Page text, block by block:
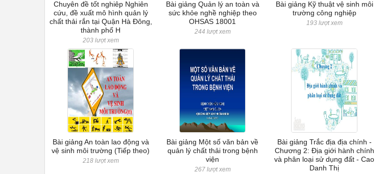
Chuyên đề tốt nghiêp Nghiên
cứu, đề xuất mô hình quản lý
chất thải rắn tại Quận Hà Đông,
thành phố H
203 lượt xem
Bài giảng Quản lý an toàn và
sức khỏe nghề nghiệp theo
OHSAS 18001
244 lượt xem
Bài giảng Kỹ thuật vệ sinh môi
trường công nghiệp
193 lượt xem
Bài giảng An toàn lao động và
vệ sinh môi trường (Tiếp theo)
218 lượt xem
Bài giảng Một số văn bản về
quản lý chất thải trong bệnh
viện
267 lượt xem
Bài giảng Trắc địa địa chính -
Chương 2: Địa giới hành chính
và phân loại sử dụng đất - Cao
Danh Thị